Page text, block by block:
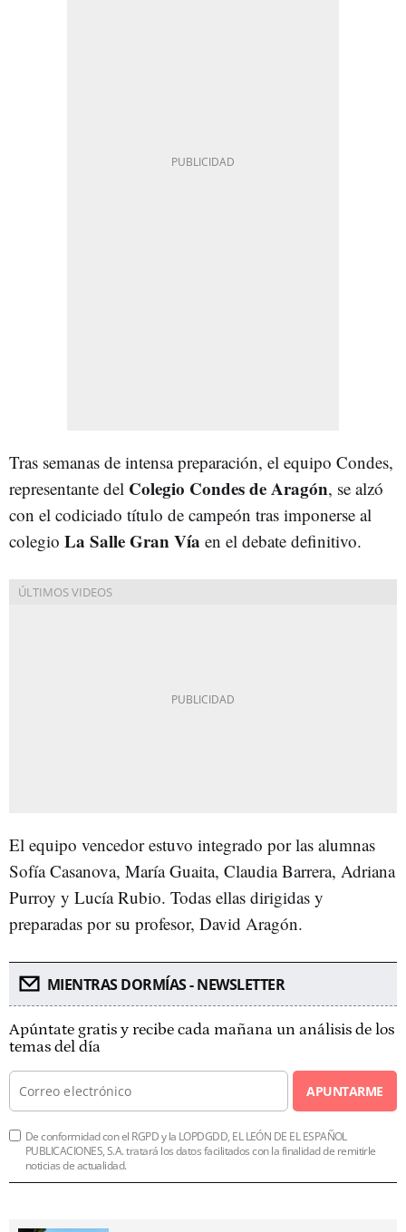
Tras semanas de intensa preparación, el equipo Condes,
representante del Colegio Condes de Aragón, se alzó
con el codiciado título de campeón tras imponerse al
colegio La Salle Gran Vía en el debate definitivo.
El equipo vencedor estuvo integrado por las alumnas
Sofía Casanova, María Guaita, Claudia Barrera, Adriana
Purroy y Lucía Rubio. Todas ellas dirigidas y
preparadas por su profesor, David Aragón.
MIENTRAS DORMÍAS - NEWSLETTER
Apúntate gratis y recibe cada mañana un análisis de los
temas del día
APUNTARME
De conformidad con el RGPD y la LOPDGDD, EL LEÓN DE EL ESPAÑOL
PUBLICACIONES, S.A. tratará los datos facilitados con la finalidad de remitirle
noticias de actualidad.